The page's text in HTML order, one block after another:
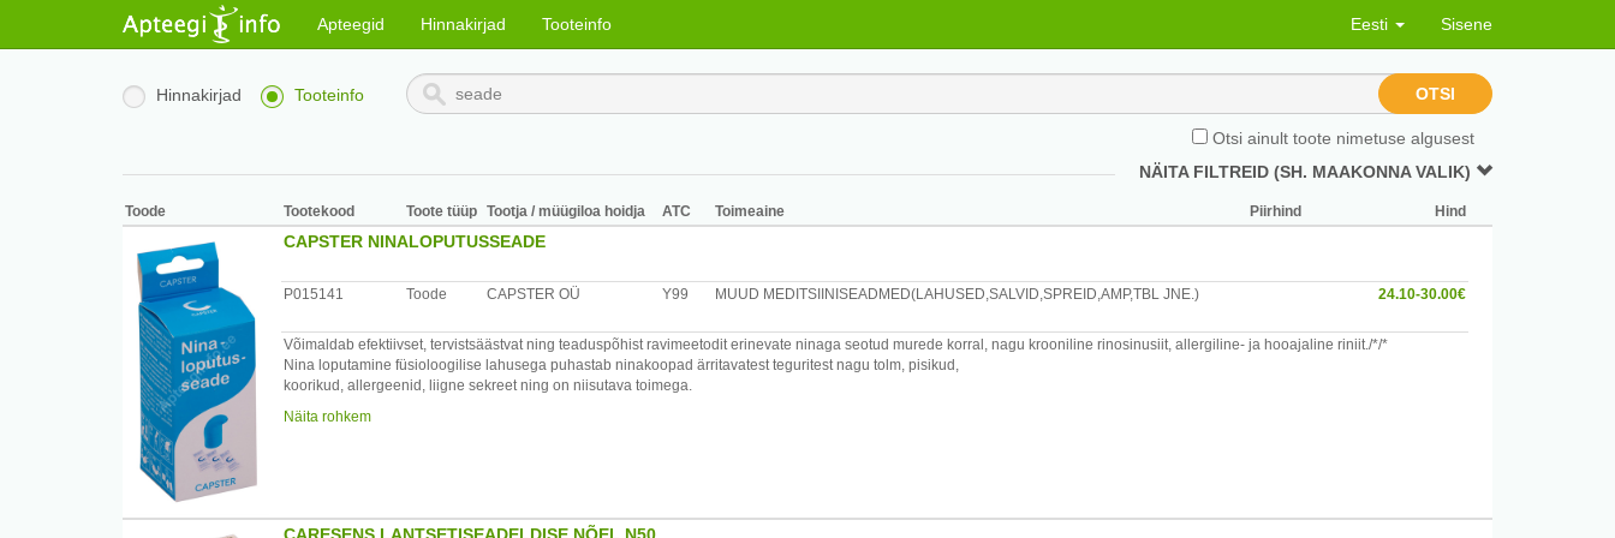
Apteegid Hinnakirjad Tooteinfo Eesti Sisene
Hinnakirjad Tooteinfo OTSI
Otsi ainult toote nimetuse algusest
NÄITA FILTREID (SH. MAAKONNA VALIK)
Toode Tootekood Toote tüüp Tootja / müügiloa hoidja ATC Toimeaine Piirhind Hind
CAPSTER NINALOPUTUSSEADE
P015141 Toode CAPSTER OÜ Y99 MUUD MEDITSIINISEADMED(LAHUSED,SALVID,SPREID,AMP,TBL JNE.) 24.10-30.00€
Võimaldab efektiivset, tervistsäästvat ning teaduspõhist ravimeetodit erinevate ninaga seotud murede korral, nagu krooniline rinosinusiit, allergiline- ja hooajaline riniit./*/*
Nina loputamine füsioloogilise lahusega puhastab ninakoopad ärritavatest teguritest nagu tolm, pisikud,
koorikud, allergeenid, liigne sekreet ning on niisutava toimega.
Lisaks sellele aitab nina loputamine taastada limaskesta loomuliku funktsiooni peale
Näita rohkem